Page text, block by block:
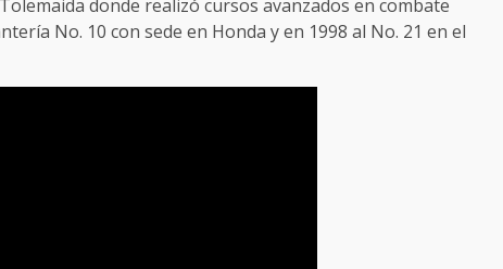
donde realizó cursos avanzados en combate
No. 10 con sede en Honda y en 1998 al No. 21 en el